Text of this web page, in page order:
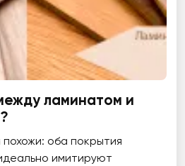
ламинатом и
похожи: оба покрытия
имитируют